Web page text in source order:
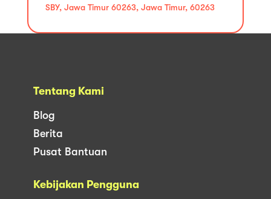
SBY, Jawa Timur 60263, Jawa Timur, 60263
Tentang Kami
Blog
Berita
Pusat Bantuan
Kebijakan Pengguna